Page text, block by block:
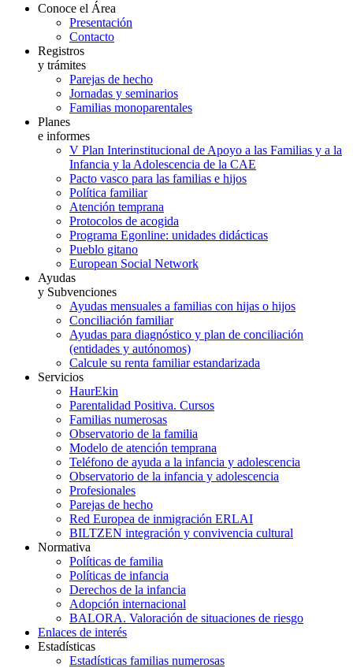
Conoce el Área
Presentación
Contacto
Registros
y trámites
Parejas de hecho
Jornadas y seminarios
Familias monoparentales
Planes
e informes
V Plan Interinstitucional de Apoyo a las Familias y a la
Infancia y la Adolescencia de la CAE
Pacto vasco para las familias e hijos
Política familiar
Atención temprana
Protocolos de acogida
Programa Egonline: unidades didácticas
Pueblo gitano
European Social Network
Ayudas
y Subvenciones
Ayudas mensuales a familias con hijas o hijos
Conciliación familiar
Ayudas para diagnóstico y plan de conciliación
(entidades y autónomos)
Calcule su renta familiar estandarizada
Servicios
HaurEkin
Parentalidad Positiva. Cursos
Familias numerosas
Observatorio de la familia
Modelo de atención temprana
Teléfono de ayuda a la infancia y adolescencia
Observatorio de la infancia y adolescencia
Profesionales
Parejas de hecho
Red Europea de inmigración ERLAI
BILTZEN integración y convivencia cultural
Normativa
Políticas de familia
Políticas de infancia
Derechos de la infancia
Adopción internacional
BALORA. Valoración de situaciones de riesgo
Enlaces de interés
Estadísticas
Estadísticas familias numerosas